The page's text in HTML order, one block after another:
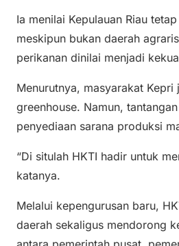
Ia menilai Kepulauan Riau
meskipun bukan daerah
perikanan dinilai menjadi
Menurutnya, masyarakat
greenhouse. Namun,
penyediaan sarana produksi
“Di situlah HKTI hadir untuk
katanya.
Melalui kepengurusan baru,
daerah sekaligus mendorong